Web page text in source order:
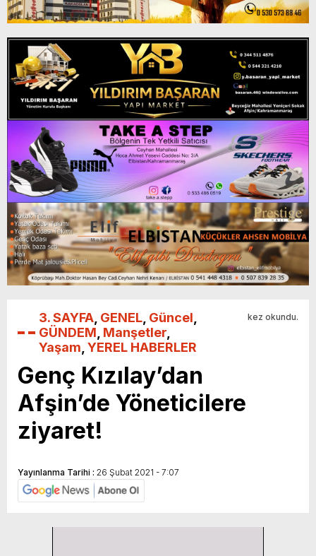
3. SAYFA GENEL Güncel
GÜNDEM Manşetler
Yaşam YEREL HABERLER
kez okundu.
Genç Kızılay’dan
Afşin’de Yöneticilere
ziyaret!
Yayınlanma Tarihi : 26 Şubat 2021 - 7:07